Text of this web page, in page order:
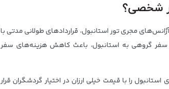
شخصی؟
مجری تور استانبول، قراردادهای طولانی مدتی با
سفر گروهی به استانبول، باعث کاهش هزینه‌های سفر
را با قیمت خیلی ارزان در اختیار گردشگران قرار